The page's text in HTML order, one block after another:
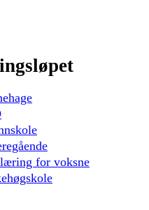
for voksne